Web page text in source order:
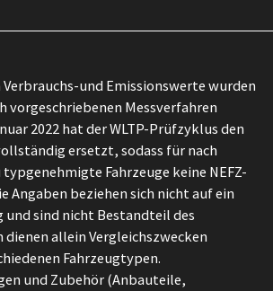
Verbrauchs-und Emissionswerte wurden
vorgeschriebenen Messverfahren
2022 hat der WLTP-Prüfzyklus den
ersetzt, sodass für nach
Fahrzeuge keine NEFZ-
Angaben beziehen sich nicht auf ein
und sind nicht Bestandteil des
allein Vergleichszwecken
Fahrzeugtypen.
und Zubehör (Anbauteile,